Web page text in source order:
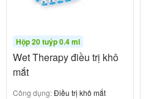
Hộp 20 tuýp 0.4 ml
Wet Therapy điều trị khô
mắt
Công dụng:Điều trị khô mắt